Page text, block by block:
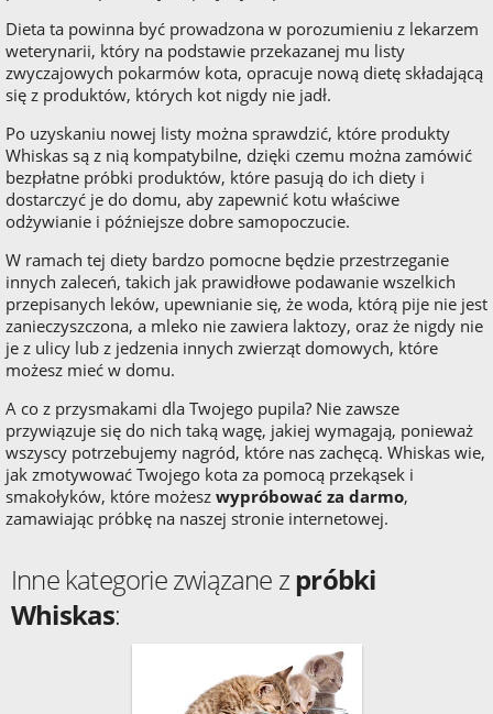
Dieta ta powinna być prowadzona w porozumieniu z lekarzem
weterynarii, który na podstawie przekazanej mu listy
zwyczajowych pokarmów kota, opracuje nową dietę składającą
się z produktów, których kot nigdy nie jadł.
Po uzyskaniu nowej listy można sprawdzić, które produkty
Whiskas są z nią kompatybilne, dzięki czemu można zamówić
bezpłatne próbki produktów, które pasują do ich diety i
dostarczyć je do domu, aby zapewnić kotu właściwe
odżywianie i późniejsze dobre samopoczucie.
W ramach tej diety bardzo pomocne będzie przestrzeganie
innych zaleceń, takich jak prawidłowe podawanie wszelkich
przepisanych leków, upewnianie się, że woda, którą pije nie jest
zanieczyszczona, a mleko nie zawiera laktozy, oraz że nigdy nie
je z ulicy lub z jedzenia innych zwierząt domowych, które
możesz mieć w domu.
A co z przysmakami dla Twojego pupila? Nie zawsze
przywiązuje się do nich taką wagę, jakiej wymagają, ponieważ
wszyscy potrzebujemy nagród, które nas zachęcą. Whiskas wie,
jak zmotywować Twojego kota za pomocą przekąsek i
smakołyków, które możesz wypróbować za darmo,
zamawiając próbkę na naszej stronie internetowej.
Inne kategorie związane zpróbki
Whiskas: